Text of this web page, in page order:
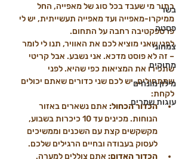
בשר
פסטה
צמחוני
מתוקים
מילון מונחים
עוגות שמרים
בתור מי שעבד בכל סוג של מאפייה, החל
ממיקרו-מאפייה ועד מאפייה תעשייתית, יש לי
פרספקטיבה רחבה על התחום.
לפני שאני מוציא לכם את האוויר, תנו לי לומר
– זה לא פוסט מדכא. אני נשבע. אבל קריטי
שתכירו את המציאות כפי שהיא. לפני
שמתחילים, יש לכם שני כדורים שאתם יכולים
לקחת:
הכדור הכחול: אתם נשארים באזור
הנוחות. מכינים עד 10 כיכרות בשבוע,
מקשקשים קצת עם השכנים וממשיכים
לעסוק בעבודה ובחיים הרגילים שלכם.
הכדור האדום: אתם צוללים למערה.